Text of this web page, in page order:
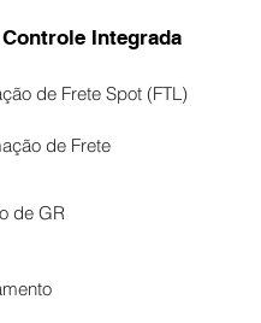
Integrada
de Frete Spot (FTL)
de Frete
de GR